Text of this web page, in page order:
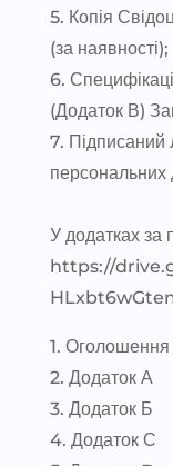
5. Копія
(за наявності);
6.
(Додаток В)
7. Підписаний
персональних
У додатках за
https://
1. Оголошення
2. Додаток А
3. Додаток Б
4. Додаток С